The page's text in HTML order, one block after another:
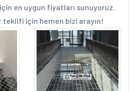
en uygun fiyatları sunuyoruz.
teklifi için hemen bizi arayın!